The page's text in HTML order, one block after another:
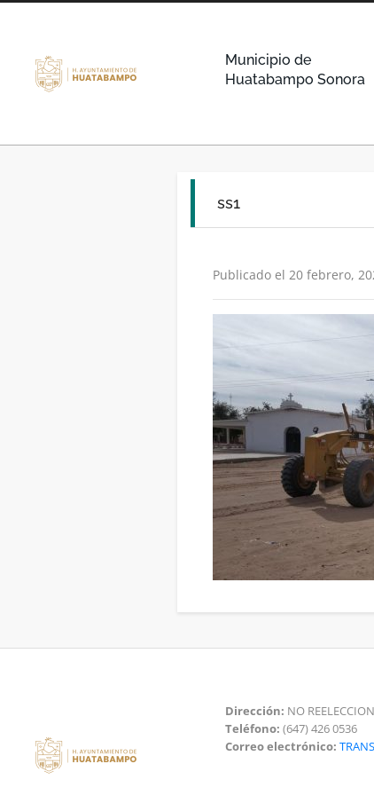
Municipio de
Huatabampo Sonora
ss1
Publicado el 20 febrero,
Dirección: NO
Teléfono: (647) 426 0536
Correo electrónico: